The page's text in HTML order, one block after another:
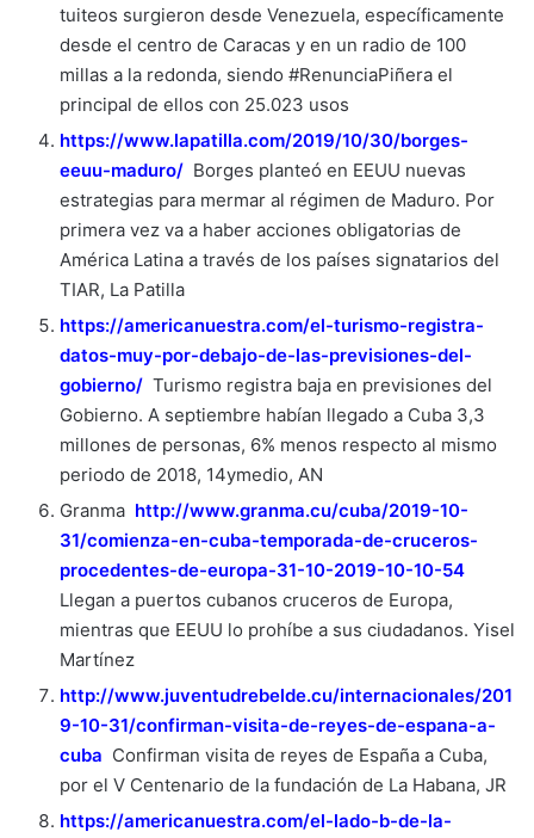
tuiteos surgieron desde Venezuela, específicamente
desde el centro de Caracas y en un radio de 100
millas a la redonda, siendo #RenunciaPiñera el
principal de ellos con 25.023 usos
https://www.lapatilla.com/2019/10/30/borges-
eeuu-maduro/ Borges planteó en EEUU nuevas
estrategias para mermar al régimen de Maduro. Por
primera vez va a haber acciones obligatorias de
América Latina a través de los países signatarios del
TIAR, La Patilla
https://americanuestra.com/el-turismo-registra-
datos-muy-por-debajo-de-las-previsiones-del-
gobierno/ Turismo registra baja en previsiones del
Gobierno. A septiembre habían llegado a Cuba 3,3
millones de personas, 6% menos respecto al mismo
periodo de 2018, 14ymedio, AN
Granma http://www.granma.cu/cuba/2019-10-
31/comienza-en-cuba-temporada-de-cruceros-
procedentes-de-europa-31-10-2019-10-10-54
Llegan a puertos cubanos cruceros de Europa,
mientras que EEUU lo prohíbe a sus ciudadanos. Yisel
Martínez
http://www.juventudrebelde.cu/internacionales/201
9-10-31/confirman-visita-de-reyes-de-espana-a-
cuba Confirman visita de reyes de España a Cuba,
por el V Centenario de la fundación de La Habana, JR
https://americanuestra.com/el-lado-b-de-la-